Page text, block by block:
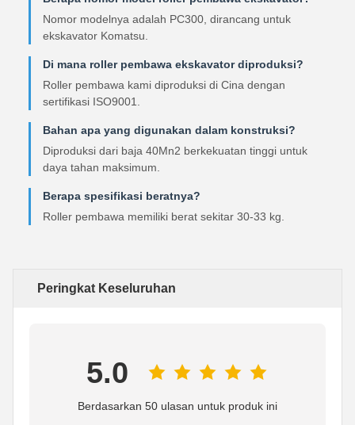
Nomor modelnya adalah PC300, dirancang untuk
ekskavator Komatsu.
Di mana roller pembawa ekskavator diproduksi?
Roller pembawa kami diproduksi di Cina dengan
sertifikasi ISO9001.
Bahan apa yang digunakan dalam konstruksi?
Diproduksi dari baja 40Mn2 berkekuatan tinggi untuk
daya tahan maksimum.
Berapa spesifikasi beratnya?
Roller pembawa memiliki berat sekitar 30-33 kg.
Peringkat Keseluruhan
5.0
Berdasarkan 50 ulasan untuk produk ini